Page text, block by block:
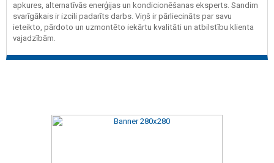
apkures, alternatīvās enerģijas un kondicionēšanas eksperts. Sandim
svarīgākais ir izcili padarīts darbs. Viņš ir pārliecināts par savu
ieteikto, pārdoto un uzmontēto iekārtu kvalitāti un atbilstību klienta
vajadzībām.